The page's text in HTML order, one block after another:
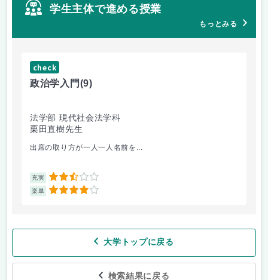
学生主体で進める授業
もっとみる
check
政治学入門(9)
法学部 現代社会法学科
栗田直樹先生
出席の取り方が一人一人名前を...
充実 2.5
楽単 4
大学トップに戻る
検索結果に戻る